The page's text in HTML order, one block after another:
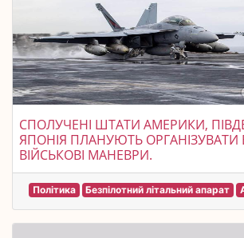
СПОЛУЧЕНІ ШТАТИ АМЕРИКИ,
ЯПОНІЯ ПЛАНУЮТЬ ОРГАНІЗУВАТИ
ВІЙСЬКОВІ МАНЕВРИ.
Політика Безпілотний літальний апарат